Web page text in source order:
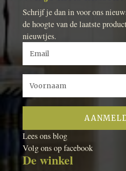
Schrijf je dan in voor ons
de hoogte van de laatste
nieuwtjes.
Lees ons blog
Volg ons op facebook
De winkel